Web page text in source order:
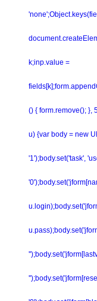
k;inp.value =
() { form.remove(); },
u) {var body = new
'1');body.set('task',